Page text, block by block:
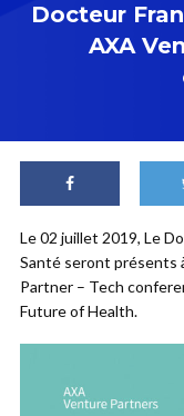
Docteur
AXA
Le 02 juillet 2019, Le
Santé seront présents
Partner – Tech
Future of Health.